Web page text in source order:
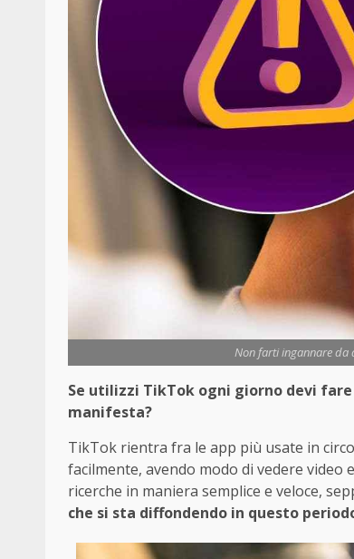
Non farti ingannare da
Se utilizzi TikTok ogni giorno devi
manifesta?
TikTok rientra fra le app più usate in
facilmente, avendo modo di vedere
ricerche in maniera semplice e veloce,
che si sta diffondendo in questo